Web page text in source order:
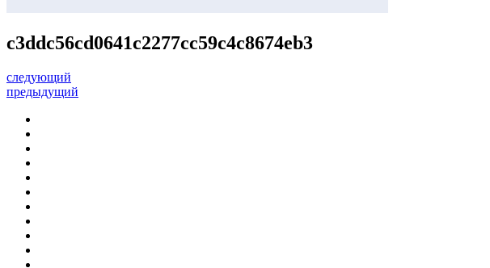
c3ddc56cd0641c2277cc59c4c8674eb3
следующий
предыдущий